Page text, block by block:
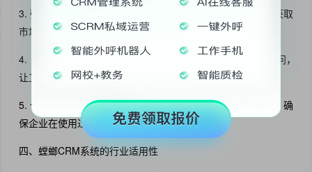
3. 强大的数据分析能力：通过实时数据分析，企业能够快速获取
市场动态信息，并做出相应的商业决策。
4. 良好的移动支持：螳螂CRM支持手机和其他移动设备的访问，
让工作人员随时随地管理客户信息，提高工作灵活性。
5. 优质的客户支持：该系统提供持续的技术支持和客户服务，确
保企业在使用过程中顺畅无阻。
四、螳螂CRM系统的行业适用性